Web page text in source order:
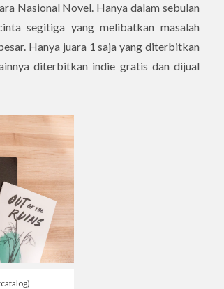
Nasional Novel. Hanya dalam sebulan
segitiga yang melibatkan masalah
Hanya juara 1 saja yang diterbitkan
diterbitkan indie gratis dan dijual